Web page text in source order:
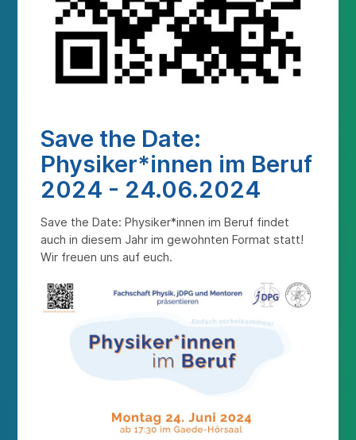
Save the Date:
Physiker*innen im Beruf
2024 - 24.06.2024
Save the Date: Physiker*innen im Beruf findet
auch in diesem Jahr im gewohnten Format statt!
Wir freuen uns auf euch.